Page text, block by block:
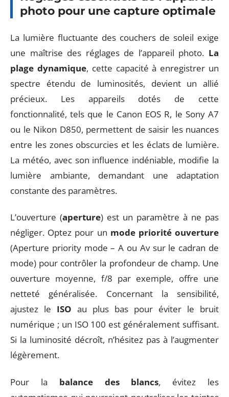
photo pour une capture optimale
La lumière fluctuante des couchers de soleil exige
une maîtrise des réglages de l’appareil photo. La
plage dynamique, cette capacité à enregistrer un
spectre étendu de luminosités, devient un allié
précieux. Les appareils dotés de cette
fonctionnalité, tels que le Canon EOS R, le Sony A7
ou le Nikon D850, permettent de saisir les nuances
entre les zones obscurcies et les éclats de lumière.
La météo, avec son influence indéniable, modifie la
lumière ambiante, demandant une adaptation
constante des paramètres.
L’ouverture (aperture) est un paramètre à ne pas
négliger. Optez pour un mode priorité ouverture
(Aperture priority mode – A ou Av sur le cadran de
mode) pour contrôler la profondeur de champ. Une
ouverture moyenne, f/8 par exemple, offre une
netteté généralisée. Concernant la sensibilité,
ajustez le ISO au plus bas pour éviter le bruit
numérique ; un ISO 100 est généralement suffisant.
Si la luminosité décroît, n’hésitez pas à l’augmenter
légèrement.
Pour la balance des blancs, évitez les